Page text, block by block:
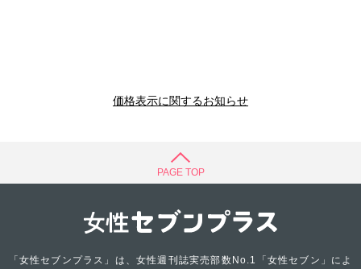
価格表示に関するお知らせ
PAGE TOP
「女性セブンプラス」は、女性週刊誌実売部数No.1「女性セブン」によ